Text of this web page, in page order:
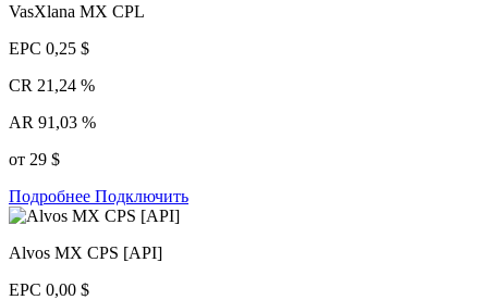
VasXlana MX CPL
EPC 0,25 $
CR 21,24 %
AR 91,03 %
от 29 $
Подробнее Подключить
Alvos MX CPS [API]
EPC 0,00 $